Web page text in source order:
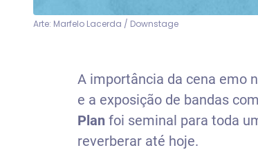
Arte: Marfelo Lacerda / Downstage
A importância da cena emo
e a exposição de bandas
Plan foi seminal para toda
reverberar até hoje.